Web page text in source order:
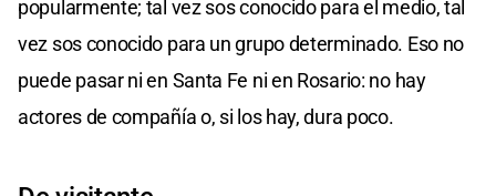
popularmente; tal vez sos conocido para el medio, tal
vez sos conocido para un grupo determinado. Eso no
puede pasar ni en Santa Fe ni en Rosario: no hay
actores de compañía o, si los hay, dura poco.